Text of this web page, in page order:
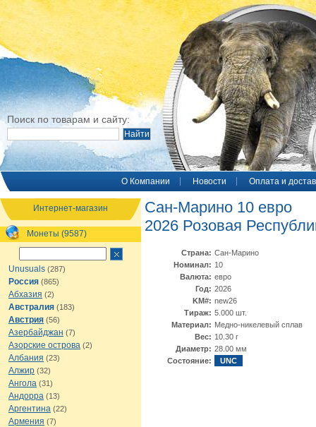
Поиск по товарам и сайту:
O Компании Новости Оплата и
Интернет-магазин
Монеты (9587)
Unusuals (287)
Россия (865)
Абхазия (2)
Австралия (183)
Австрия (56)
Азербайджан (7)
Азорские острова (2)
Албания (23)
Алжир (32)
Ангола (31)
Андорра (13)
Аргентина (22)
Армения (7)
Сан-Марино 10 евро
2026 Розовая
Страна: Сан-Марино
Номинал: 10
Валюта: евро
Год: 2026
KM#: new26
Тираж: 5.000 шт.
Материал: Медно-никелевый сплав
Вес: 10.30 г
Диаметр: 28.00 мм
Состояние:
UNC